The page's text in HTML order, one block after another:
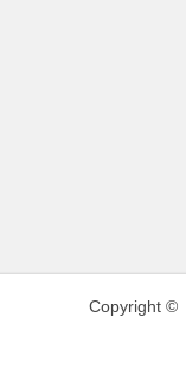
Copyright ©